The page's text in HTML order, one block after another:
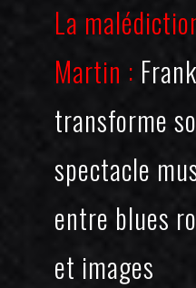
La
Martin :
transforme
spectacle
entre blues
et images